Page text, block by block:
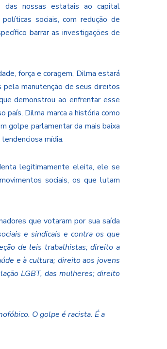
das nossas estatais ao capital
sociais, com redução de
barrar as investigações de
força e coragem, Dilma estará
manutenção de seus direitos
demonstrou ao enfrentar esse
país, Dilma marca a história como
golpe parlamentar da mais baixa
mídia.
legitimamente eleita, ele se
sociais, os que lutam
que votaram por sua saída
e sindicais e contra os que
de leis trabalhistas; direito a
e à cultura; direito aos jovens
LGBT, das mulheres; direito
O golpe é racista. É a